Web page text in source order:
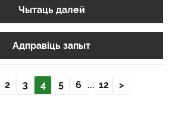
Чытаць далей
Адправіць запыт
2 3 4 5 6 ... 12 >